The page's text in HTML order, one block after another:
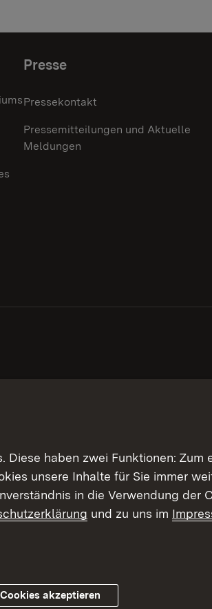
Presse
Pressekontakt
Pressemitteilungen und Aktuelle
Meldungen
Diese haben zwei Funktionen:
unsere Inhalte für Sie immer
in die Verwendung der
und zu uns im
akzeptieren